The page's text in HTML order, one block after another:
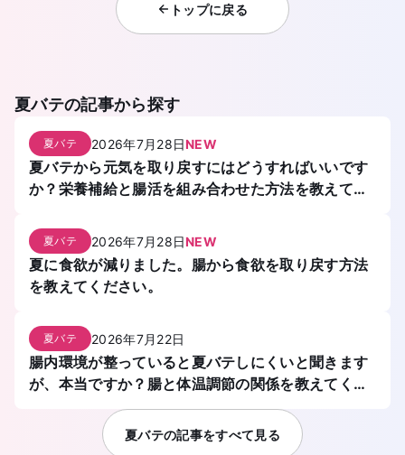
トップに戻る
夏バテの記事から探す
夏バテ 2026年7月28日NEW
夏バテから元気を取り戻すにはどうすればいいです
か？栄養補給と腸活を組み合わせた方法を教えてく
夏バテ 2026年7月28日NEW
夏に食欲が減りました。腸から食欲を取り戻す方法
を教えてください。
夏バテ 2026年7月22日
腸内環境が整っていると夏バテしにくいと聞きます
が、本当ですか？腸と体温調節の関係を教えてくだ
夏バテの記事をすべて見る